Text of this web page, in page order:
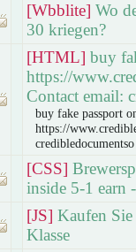
[Wbblite] Wo
30 kriegen?
[HTML] buy
https://
Contact email:
buy fake passport
https://
credibledocumentso
[CSS]
inside 5-1 earn
[JS] Kaufen
Klasse